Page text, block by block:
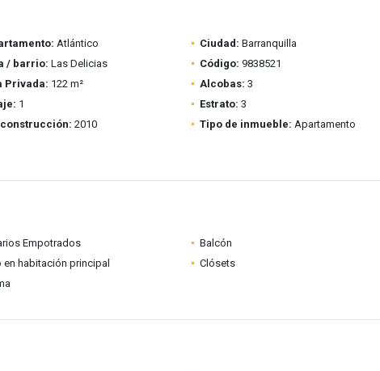
Atlántico Ciudad: Barranquilla
/ barrio: Las Delicias Código: 9838521
Privada: 122 m² Alcobas: 3
1 Estrato: 3
2010 Tipo de inmueble: Apartamento
Empotrados
Balcón
en habitación principal
Clósets